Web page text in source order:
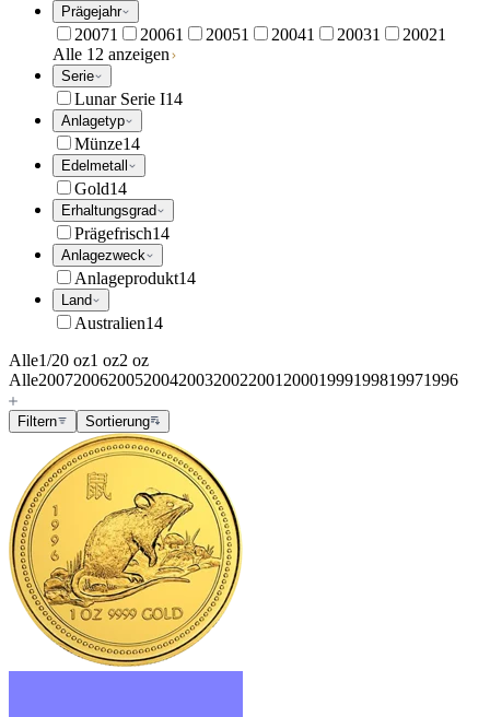
Prägejahr
20071 20061 20051 20041 20031 20021
Alle 12 anzeigen
Serie
Lunar Serie I14
Anlagetyp
Münze14
Edelmetall
Gold14
Erhaltungsgrad
Prägefrisch14
Anlagezweck
Anlageprodukt14
Land
Australien14
Alle1/20 oz1 oz2 oz
Alle2007200620052004200320022001 20001999199819971996
Filtern Sortierung